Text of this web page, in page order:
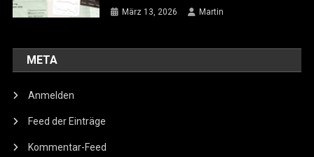
März 13, 2026 Martin
META
Anmelden
Feed der Einträge
Kommentar-Feed